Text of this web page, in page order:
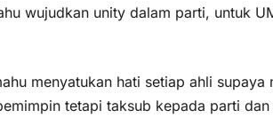
wujudkan unity dalam parti, untuk
menyatukan hati setiap ahli
tetapi taksub kepada parti